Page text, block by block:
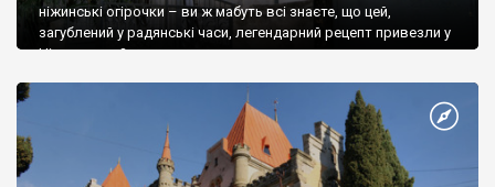
ніжинські огірочки – ви ж мабуть всі знаєте, що цей,
загублений у радянські часи, легендарний рецепт привезли у
Ніжин греки?